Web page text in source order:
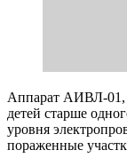
Аппарат АИВЛ-01,
детей старше
уровня
пораженные